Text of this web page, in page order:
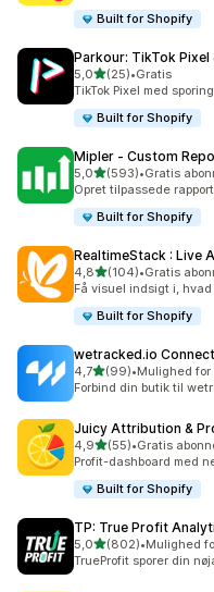
Built for Shopify
Parkour: TikTok Pixel
5,0ud af 5 stjerner
(25)
25 anmeldelser i alt
•Gratis
TikTok Pixel med
Built for Shopify
Mipler ‑ Custom
5,0ud af 5 stjerner
(593)
593 anmeldelser i alt
•Gratis
Opret tilpassede
Built for Shopify
RealtimeStack : Live
4,8ud af 5 stjerner
(104)
104 anmeldelser i alt
•Gratis
Få visuel indsigt i,
Built for Shopify
wetracked.io Connect
4,7ud af 5 stjerner
(99)
99 anmeldelser i alt
•Mulighed for
Forbind din butik til
Juicy Attribution &
4,9ud af 5 stjerner
(55)
55 anmeldelser i alt
•Gratis
Profit-dashboard med
Built for Shopify
TP: True Profit
5,0ud af 5 stjerner
(802)
802 anmeldelser i alt
•Mulighed
TrueProfit sporer din